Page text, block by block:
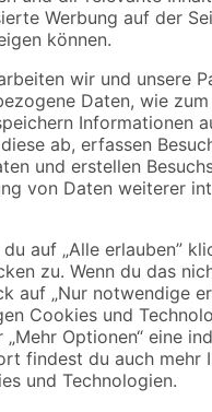
App herunterladen